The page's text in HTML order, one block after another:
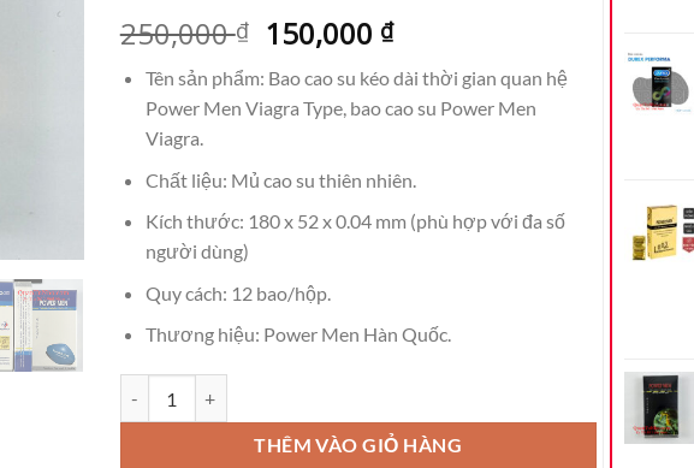
5 dựa trên
đánh giá
250,000₫ Giá
là:
250,000 ₫.
150,000 ₫Giá
hiện
tại
là:
Tên sản phẩm: Bao cao su kéo dài thời gian quan hệ
Power Men Viagra Type, bao cao su Power Men
Viagra.
Chất liệu: Mủ cao su thiên nhiên.
Kích thước: 180 x 52 x 0.04 mm (phù hợp với đa số
người dùng)
Quy cách: 12 bao/hộp.
Thương hiệu: Power Men Hàn Quốc.
Bao Cao Su PowerMen Viagra – Mỏng, Kéo Dài Cuộc Yêu Thăng Hoa số lượng
THÊM VÀO GIỎ HÀNG